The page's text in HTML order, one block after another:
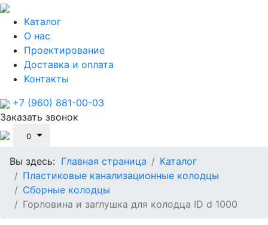
Каталог
О нас
Проектирование
Доставка и оплата
Контакты
+7 (960) 881-00-03
Заказать звонок
0
Вы здесь: Главная страница
Каталог
Пластиковые канализационные колодцы
Сборные колодцы
Горловина и заглушка для колодца ID d 1000